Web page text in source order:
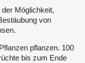
Möglichkeit,
von
pflanzen. 100
bis zum Ende